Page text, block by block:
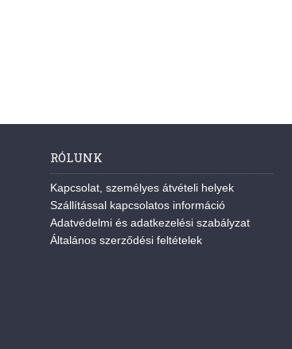
RÓLUNK
Kapcsolat, személyes átvételi helyek
Szállítással kapcsolatos információ
Adatvédelmi és adatkezelési szabályzat
Általános szerződési feltételek